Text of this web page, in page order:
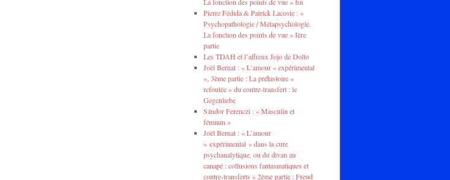
Pierre Fédida & Patrick Lacoste : «
Psychopathologie / Métapsychologie.
La fonction des points de vue » Ière
partie
Les TDAH et l’affreux Jojo de Dolto
Joël Bernat : « L’amour « expérimental
», 3ème partie : La préhistoire «
refoulée » du contre-transfert : le
Gegenliebe
Sándor Ferenczi : « Masculin et
féminin »
Joël Bernat : « L’amour
« expérimental » dans la cure
psychanalytique, ou du divan au
canapé : collusions fantasmatiques et
contre-transferts » 2ème partie : Freud